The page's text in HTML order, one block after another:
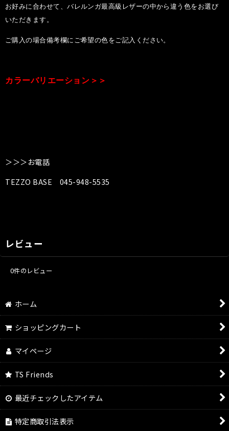
お好みに合わせて、バレルンガ最高級レザーの中から違う色をお選び
いただきます。
ご購入の場合備考欄にご希望の色をご記入ください。
カラーバリエーション＞＞
＞＞＞お電話
TEZZO BASE 045-948-5535
レビュー
0件のレビュー
ホーム
ショッピングカート
マイページ
TS Friends
最近チェックしたアイテム
特定商取引法表示